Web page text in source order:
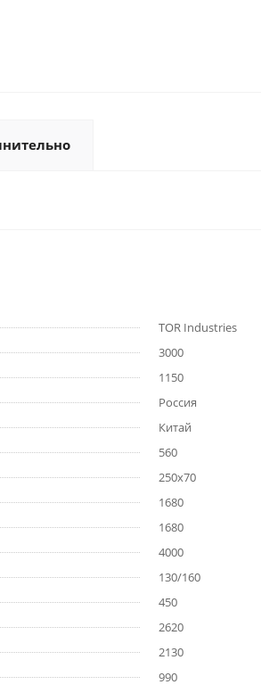
TOR Industries
3000
1150
Россия
Китай
560
250х70
1680
1680
4000
130/160
450
2620
2130
990